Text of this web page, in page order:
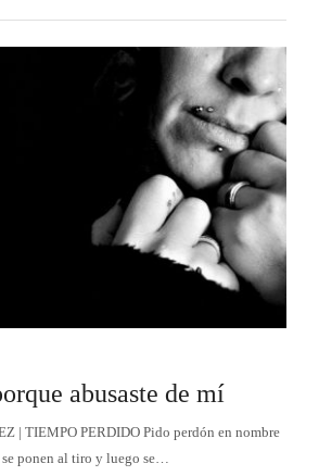
abusaste de mí
| TIEMPO PERDIDO Pido perdón en nombre
ponen al tiro y luego se…